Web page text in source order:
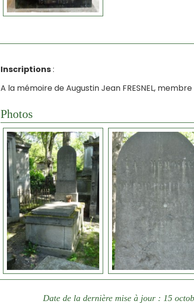
Inscriptions:
A la mémoire de Augustin Jean FRESNEL,
Photos
Date de la dernière mise à jour : 15